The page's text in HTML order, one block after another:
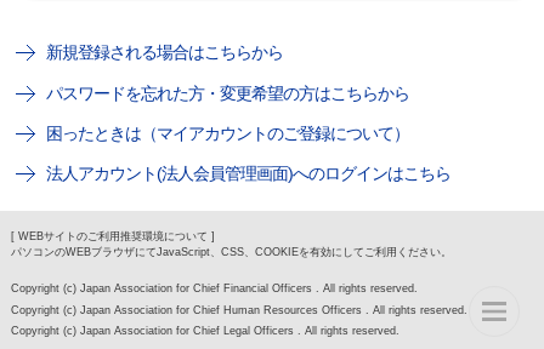
新規登録される場合はこちらから
パスワードを忘れた方・変更希望の方はこちらから
困ったときは（マイアカウントのご登録について）
法人アカウント(法人会員管理画面)へのログインはこちら
[ WEBサイトのご利用推奨環境について ]
パソコンのWEBブラウザにてJavaScript、CSS、COOKIEを有効にしてご利用ください。
Copyright (c) Japan Association for Chief Financial Officers . All rights reserved.
Copyright (c) Japan Association for Chief Human Resources Officers . All rights reserved.
Copyright (c) Japan Association for Chief Legal Officers . All rights reserved.